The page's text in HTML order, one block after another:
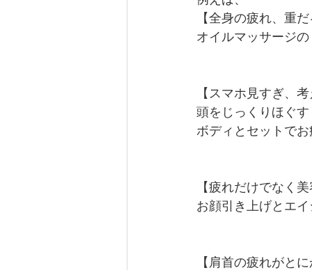
【全身の疲れ、重
オイルマッサージ
【スマホ見すぎ、
頭をじっくりほぐ
ボディとセットで
【疲れだけでなく
お顔引き上げとエ
【肩首の疲れがと